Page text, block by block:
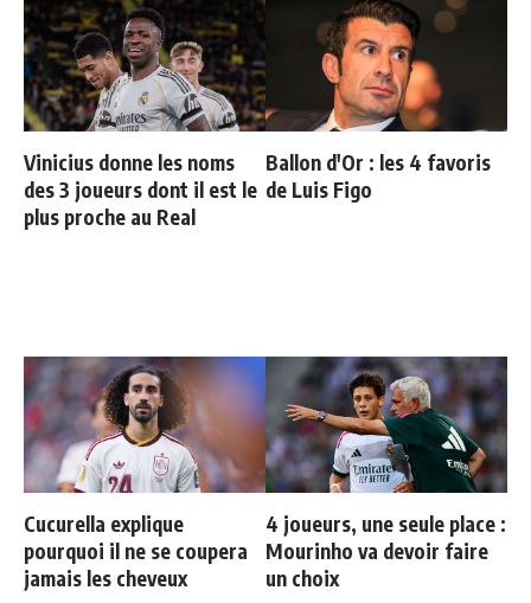
Vinicius donne les noms
des 3 joueurs dont il est le
plus proche au Real
Ballon d'Or : les 4 favoris
de Luis Figo
Cucurella explique
pourquoi il ne se coupera
jamais les cheveux
4 joueurs, une seule place :
Mourinho va devoir faire
un choix